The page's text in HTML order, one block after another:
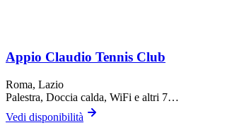
Appio Claudio Tennis Club
Roma, Lazio
Palestra, Doccia calda, WiFi e altri 7…
Vedi disponibilità